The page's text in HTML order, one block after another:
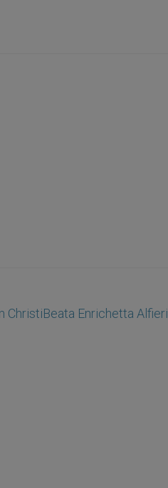
ChristiBeata Enrichetta Alfieri